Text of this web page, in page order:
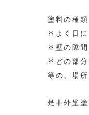
塗料の種
※よく日に
※壁の隙間
※どの部分
等の、場
是非外壁